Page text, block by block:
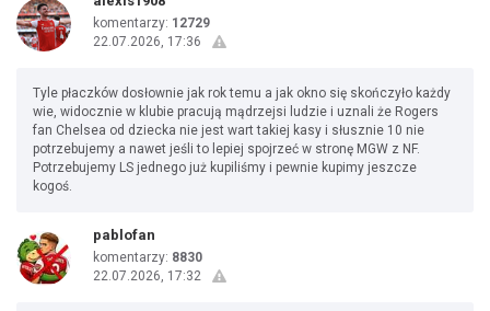
komentarzy: 12729
22.07.2026, 17:36
Tyle płaczków dosłownie jak rok temu a jak okno się skończyło każdy
wie, widocznie w klubie pracują mądrzejsi ludzie i uznali że Rogers
fan Chelsea od dziecka nie jest wart takiej kasy i słusznie 10 nie
potrzebujemy a nawet jeśli to lepiej spojrzeć w stronę MGW z NF.
Potrzebujemy LS jednego już kupiliśmy i pewnie kupimy jeszcze
kogoś.
pablofan
komentarzy: 8830
22.07.2026, 17:32